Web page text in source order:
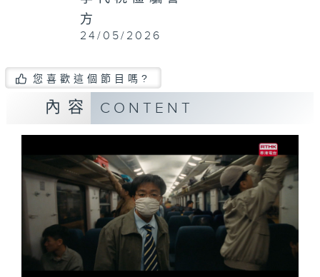
方
24/05/2026
您喜歡這個節目嗎?
內容 CONTENT